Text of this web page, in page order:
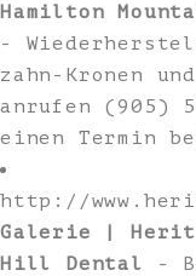
Hamilton
-
zahn-Kronen
anrufen (905)
einen Termin
http://
Galerie |
Hill Dental
-